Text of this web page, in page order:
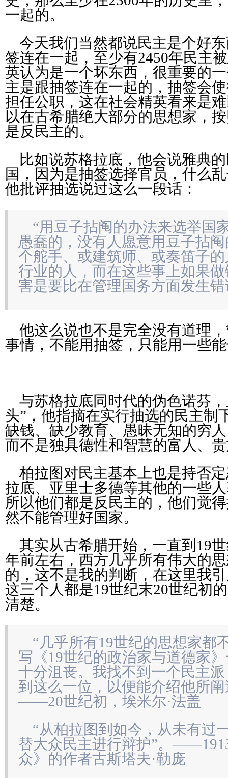
一起的。
今天我们当然都说民主是个好
签连在一起，至少有2450年民主
英认为是一个坏东西，很重要的
主是跟抽签连在一起的，抽签会
担任公职，这在社会精英看来是
以在古希腊绝大部分的思想家，
是反民主的。
比如说苏格拉底，他会说雅典
国，因为是抽签选择官员，什么
他批评抽选说过这么一段话：
“用豆子拈阄的办法来选举国
愚蠢的，没有人愿意用豆子拈
个舵手、或建筑师、或奏笛子
行业的人，而在这些事上如果
害是要比在管理国务方面发生
他这么说也不是完全没有道理
事情，不能用抽签，只能用一些
与苏格拉底同时代的伪色诺芬
头”，他指摘在实行抽选的民主制
缺钱、缺少教育、愚昧无知的穷
而不是独具德性和智慧的富人、
柏拉图对民主基本上也是持否
拉底、亚里士多德等其他的一些
所以他们都是反民主的，他们觉
然不能管理好国家。
其实从古希腊开始，一直到19
年前左右，西方几乎所有伟大的
的，这不是我的判断，在这里我
这三个人都是19世纪末20世纪初
清楚。
“几乎所有19世纪的思想家都
写《19世纪的政治家与道德家
十分沮丧。我找不到一个民主
到这么一位，以便能介绍他所
——20世纪初，埃米尔·法盖
“从柏拉图到如今，从未有过
替大众民主进行辩护”。
众》的作者古斯塔夫·勒庞